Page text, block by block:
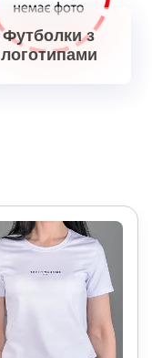
Футболки з
логотипами